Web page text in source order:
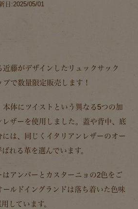
日:2025/05/01
藤がデザインしたリュックサック
で数量限定販売します！
体にツイストという異なる5つの加
レザーを使用しました。蓋や背中、底
は、同じくイタリアンレザーのオー
れる革を選んでいます。
アンバーとカスターニョの2色をご
ルドイングランドは落ち着いた色味
しています。